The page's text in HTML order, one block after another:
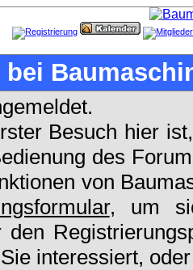
Besuch hier
des
von
, um
den
interessiert,